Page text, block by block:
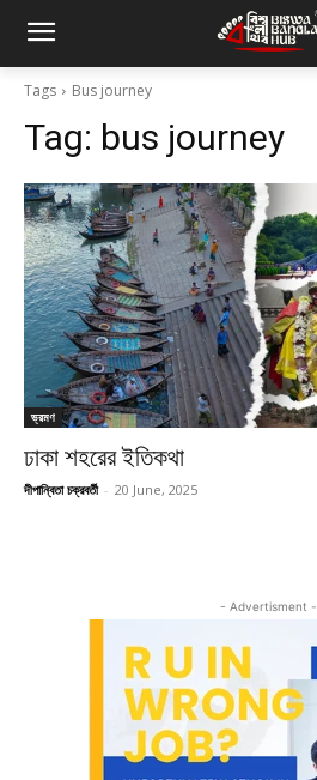
Tags Bus journey
Tag: bus journey
ভ্রমণ
ঢাকা শহরের ইতিকথা
দীপান্বিতা চক্রবর্তী - 20 June, 2025
- Advertisment -